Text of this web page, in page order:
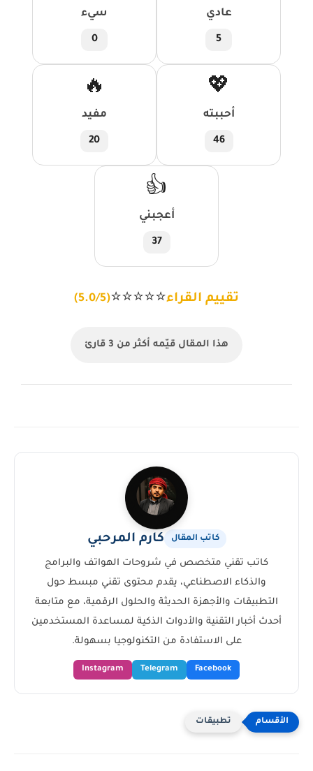
سيء
0
عادي
5
🔥
مفيد
20
💖
أحببته
46
👍
أعجبني
37
تقييم القراء ⭐⭐⭐⭐⭐
(5.0/5)
هذا المقال قيّمه أكثر من 3 قارئ
كاتب المقال كارم المرحبي
كاتب تقني متخصص في شروحات الهواتف والبرامج
والذكاء الاصطناعي، يقدم محتوى تقني مبسط حول
التطبيقات والأجهزة الحديثة والحلول الرقمية، مع متابعة
أحدث أخبار التقنية والأدوات الذكية لمساعدة المستخدمين
على الاستفادة من التكنولوجيا بسهولة.
Facebook
Telegram
Instagram
تطبيقات